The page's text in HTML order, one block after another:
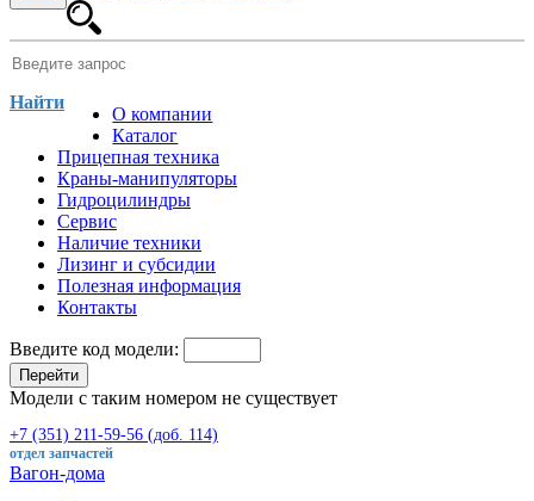
Найти
О компании
Каталог
Прицепная техника
Краны-манипуляторы
Гидроцилиндры
Сервис
Наличие техники
Лизинг и субсидии
Полезная информация
Контакты
Введите код модели:
Перейти
Модели с таким номером не существует
+7 (351) 211-59-56 (доб. 114)
отдел запчастей
Вагон-дома